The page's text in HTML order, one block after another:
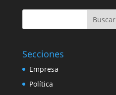
Buscar
Secciones
Empresa
Política